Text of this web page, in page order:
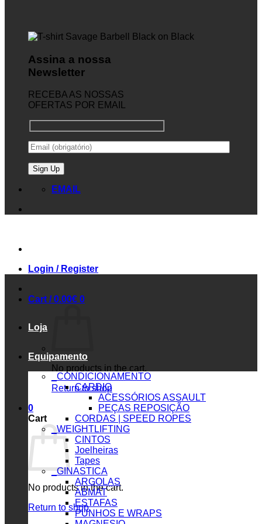
Assina a nossa
Newsletter
RECEBA AS NOSSAS
OFERTAS POR EMAIL
EMAIL
Login / Register
Cart /0.00€ 0
No products in the cart.
Return to shop
0
Cart
No products in the cart.
Return to shop
Loja
Equipamento
_CONDICIONAMENTO
CARDIO
ACESSÓRIOS ASSAULT
PEÇAS REPOSIÇÃO
CORDAS | SPEED ROPES
_WEIGHTLIFTING
CINTOS
Joelheiras
Tapes
_GINASTICA
ARGOLAS
ABMAT
ESTAFAS
PUNHOS E WRAPS